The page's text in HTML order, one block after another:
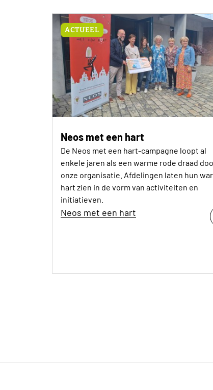
ACTUEEL
Neos met een hart
De Neos met een hart-campagne loopt al
enkele jaren als een warme rode draad
onze organisatie. Afdelingen laten hun
hart zien in de vorm van activiteiten en
initiatieven.
Neos met een hart